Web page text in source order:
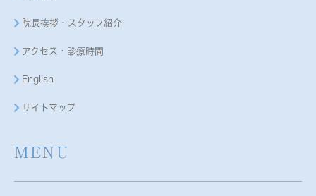
院長挨拶・スタッフ紹介
アクセス・診療時間
English
サイトマップ
MENU